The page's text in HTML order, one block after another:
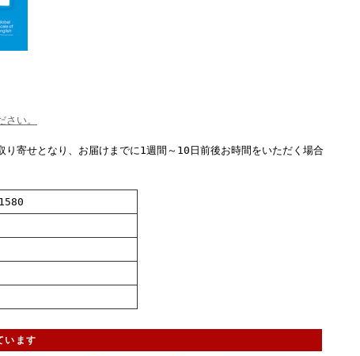
い。
寄せとなり、お届けまでに1週間～10日前後お時間をいただく場合
います